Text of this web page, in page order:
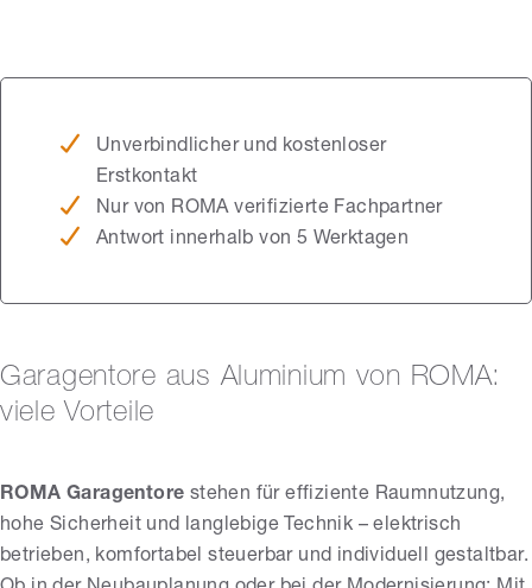
Unverbindlicher und kostenloser
Erstkontakt
Nur von ROMA verifizierte Fachpartner
Antwort innerhalb von 5 Werktagen
Garagentore aus Aluminium von ROMA:
viele Vorteile
ROMA Garagentore stehen für effiziente Raumnutzung,
hohe Sicherheit und langlebige Technik – elektrisch
betrieben, komfortabel steuerbar und individuell gestaltbar.